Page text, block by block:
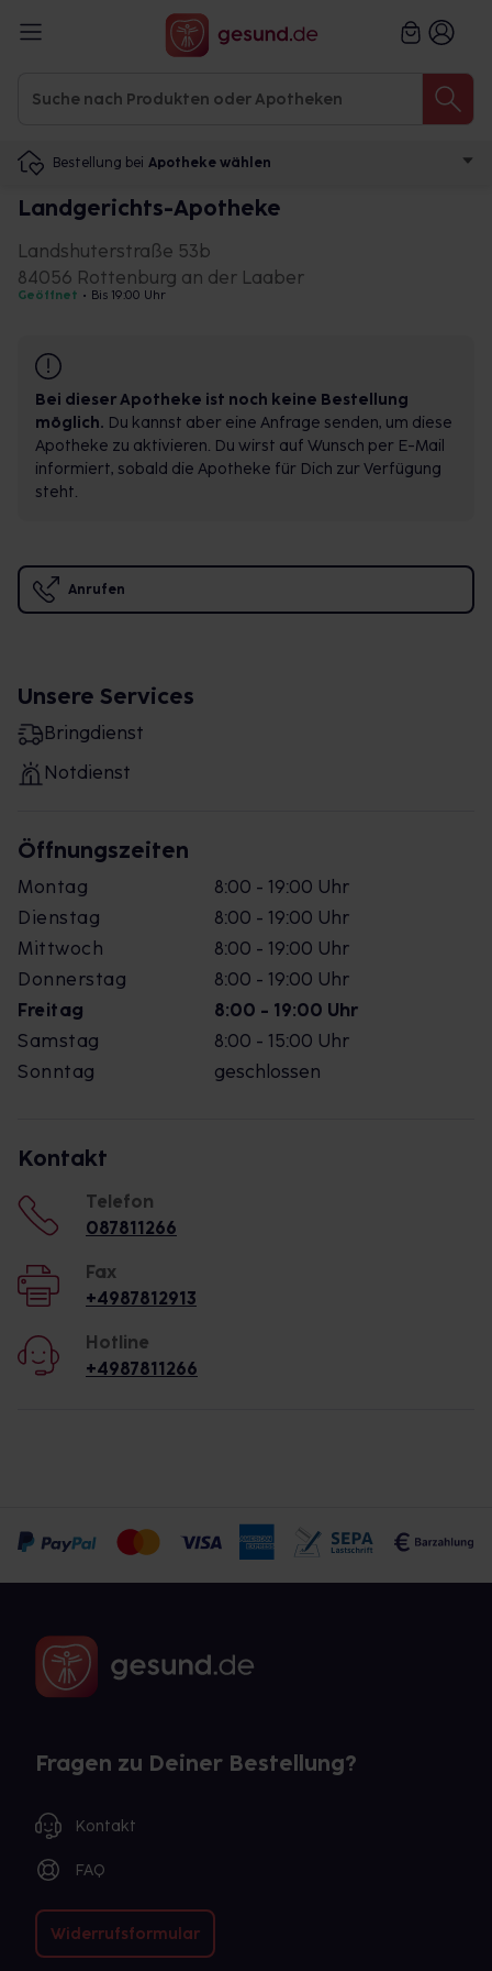
Bestellung bei Apotheke wählen
Landgerichts-Apotheke
Landshuterstraße 53b
84056 Rottenburg an der Laaber
Geöffnet • Bis 19:00 Uhr
Bei dieser Apotheke ist noch keine Bestellung
möglich. Du kannst aber eine Anfrage senden, um diese
Apotheke zu aktivieren. Du wirst auf Wunsch per E-Mail
informiert, sobald die Apotheke für Dich zur Verfügung
steht.
Anrufen
Unsere Services
Bringdienst
Notdienst
Öffnungszeiten
Montag
8:00 - 19:00 Uhr
Dienstag
8:00 - 19:00 Uhr
Mittwoch
8:00 - 19:00 Uhr
Donnerstag
8:00 - 19:00 Uhr
Freitag
8:00 - 19:00 Uhr
Samstag
8:00 - 15:00 Uhr
Sonntag
geschlossen
Kontakt
Telefon
087811266
Fax
+4987812913
Hotline
+4987811266
Fragen zu Deiner Bestellung?
Kontakt
FAQ
Widerrufsformular